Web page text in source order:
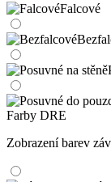
Falcové
Farby DRE
Zobrazení barev